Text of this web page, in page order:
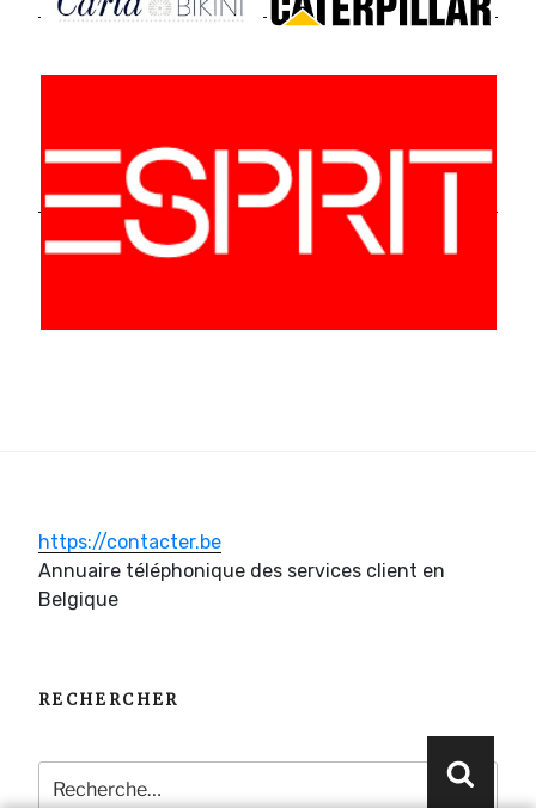
https://contacter.be
Annuaire téléphonique des services client en
Belgique
RECHERCHER
pour